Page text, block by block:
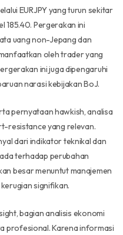
EURJPY yang turun sekitar
185.40. Pergerakan ini
uang non-Jepang dan
oleh trader yang
ini juga dipengaruhi
narasi kebijakan BoJ.
pernyataan hawkish, analisa
resistance yang relevan.
dari indikator teknikal dan
terhadap perubahan
besar menuntut manajemen
signifikan.
bagian analisis ekonomi
profesional. Karena informasi